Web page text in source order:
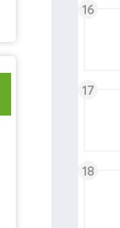
16
17
18